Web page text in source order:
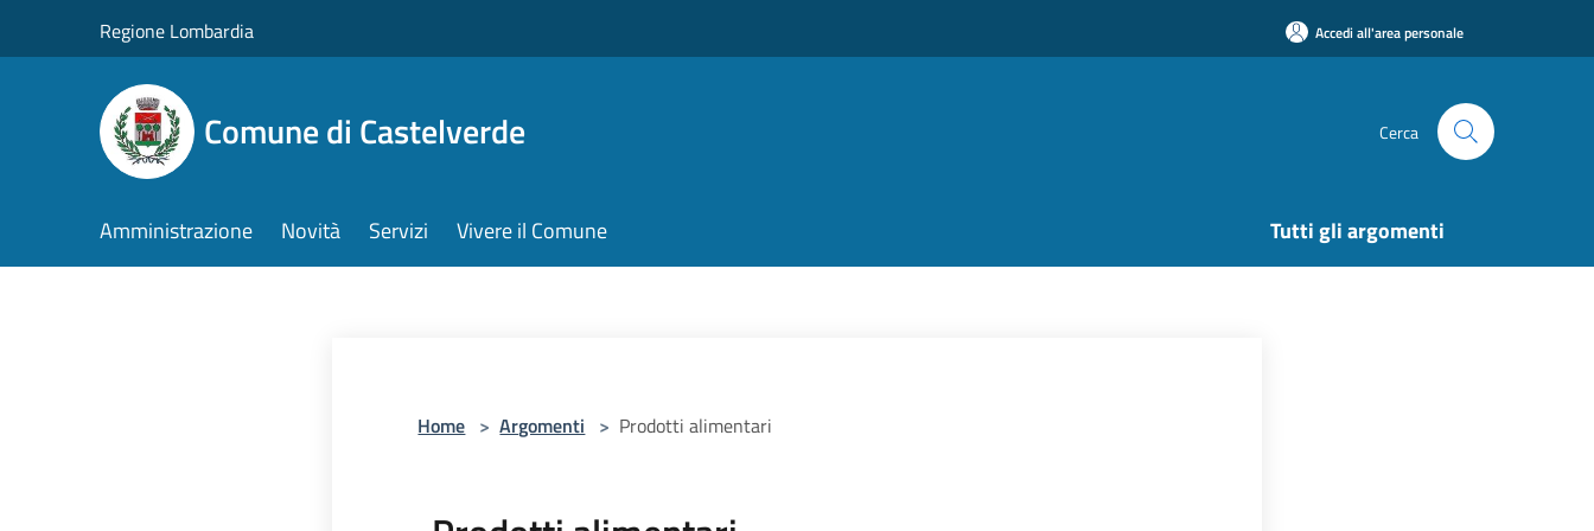
Regione Lombardia Accedi all'area personale
Comune di Castelverde Cerca
Amministrazione Novità Servizi Vivere il Comune Tutti gli argomenti
Home > Argomenti > Prodotti alimentari